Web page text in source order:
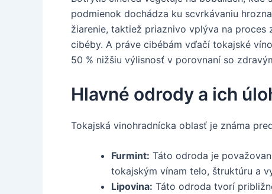
podmienok dochádza ku scvrkávaniu
žiarenie, taktiež priaznivo vplýva na proces
cibéby. A práve cibébám vďačí tokajské
50 % nižšiu výlisnosť v porovnaní so
Hlavné odrody a ich
Tokajská vinohradnícka oblasť je známa
Furmint: Táto odroda je
tokajským vínam telo, štruktúru a
Lipovina: Táto odroda tvorí